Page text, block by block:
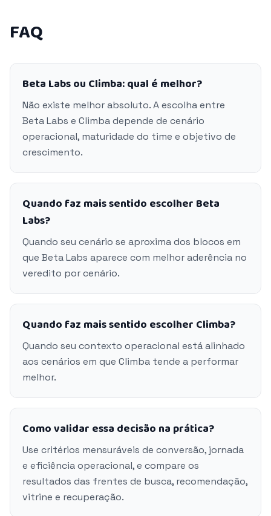
FAQ
Beta Labs ou Climba: qual é melhor?
Não existe melhor absoluto. A escolha entre
Beta Labs e Climba depende de cenário
operacional, maturidade do time e objetivo de
crescimento.
Quando faz mais sentido escolher Beta
Labs?
Quando seu cenário se aproxima dos blocos em
que Beta Labs aparece com melhor aderência no
veredito por cenário.
Quando faz mais sentido escolher Climba?
Quando seu contexto operacional está alinhado
aos cenários em que Climba tende a performar
melhor.
Como validar essa decisão na prática?
Use critérios mensuráveis de conversão, jornada
e eficiência operacional, e compare os
resultados das frentes de busca, recomendação,
vitrine e recuperação.